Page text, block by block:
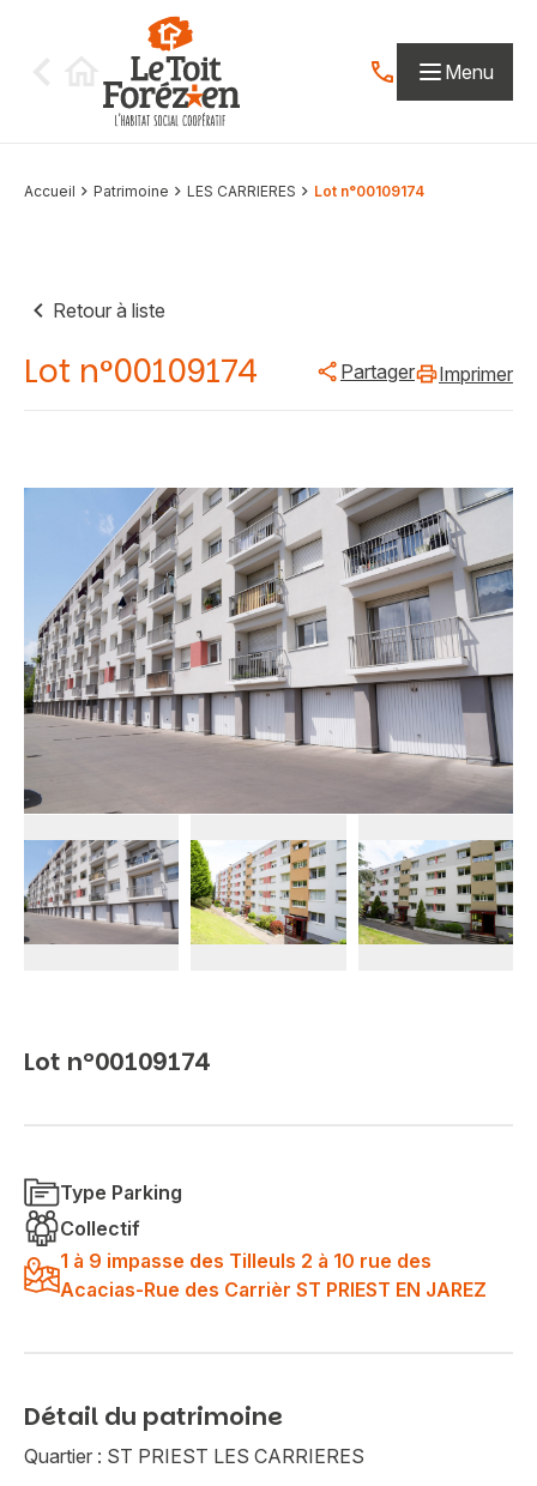
Contactez-nous
Menu
Accueil Patrimoine LES CARRIERES Lot n°00109174
Retour à liste
Lot n°00109174 Partager Imprimer
Lot n°00109174
Type Parking
Collectif
1 à 9 impasse des Tilleuls 2 à 10 rue des
Acacias-Rue des Carrièr ST PRIEST EN JAREZ
Détail du patrimoine
Quartier : ST PRIEST LES CARRIERES